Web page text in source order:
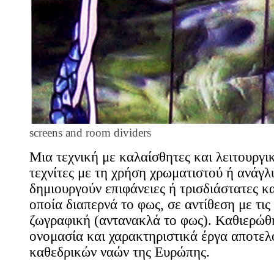
screens and room dividers
Μια τεχνική με καλαίσθητες και
τεχνίτες με τη χρήση χρωματιστού ή
δημιουργούν επιφάνειες ή τρισδιάστατες
οποία διαπερνά το φως, σε αντίθεση με
ζωγραφική (αντανακλά το φως).
ονομασία και χαρακτηριστικά έργα
καθεδρικών ναών της Ευρώπης.